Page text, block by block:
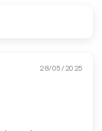
28/05/2025